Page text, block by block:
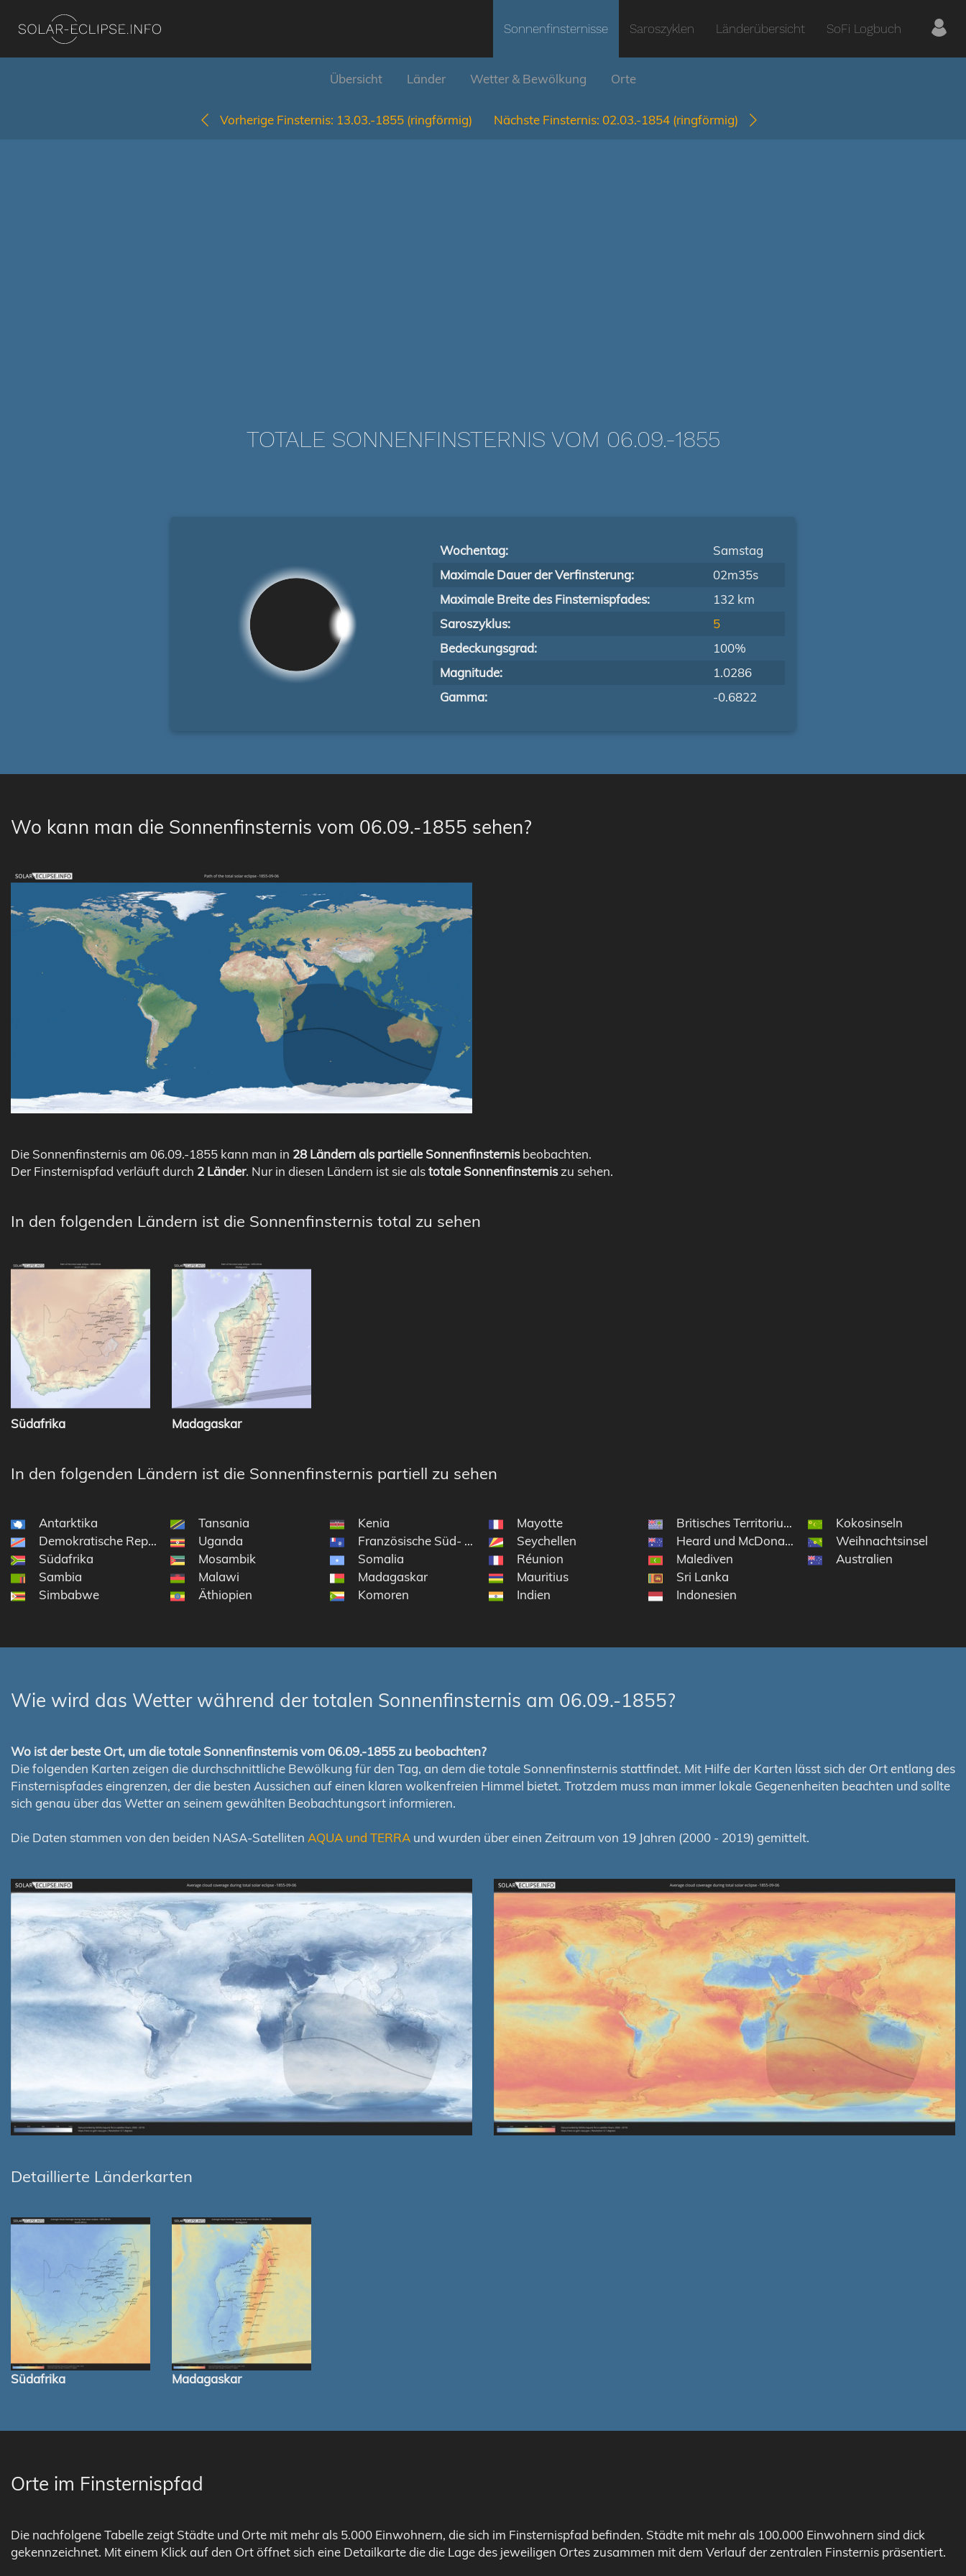
Sonnenfinsternisse Saroszyklen Länderübersicht SoFi Logbuch
Übersicht Länder Wetter & Bewölkung Orte
Vorherige Finsternis: 13.03.-1855 (ringförmig) Nächste Finsternis: 02.03.-1854 (ringförmig)
TOTALE SONNENFINSTERNIS VOM 06.09.-1855
Wochentag:
Samstag
Maximale Dauer der Verfinsterung:
02m35s
Maximale Breite des Finsternispfades:
132 km
Saroszyklus:
5
Bedeckungsgrad:
100%
Magnitude:
1.0286
Gamma:
-0.6822
Wo kann man die Sonnenfinsternis vom 06.09.-1855 sehen?
Die Sonnenfinsternis am 06.09.-1855 kann man in 28 Ländern als partielle Sonnenfinsternisbeobachten.
Der Finsternispfad verläuft durch 2 Länder. Nur in diesen Ländern ist sie alstotale Sonnenfinsterniszu sehen.
In den folgenden Ländern ist die Sonnenfinsternis total zu sehen
Südafrika Madagaskar
In den folgenden Ländern ist die Sonnenfinsternis partiell zu sehen
Antarktika
Demokratische Republik Kongo
Südafrika
Sambia
Simbabwe
Tansania
Uganda
Mosambik
Malawi
Äthiopien
Kenia
Französische Süd- und Antarktisgebiete
Somalia
Madagaskar
Komoren
Mayotte
Seychellen
Réunion
Mauritius
Indien
Britisches Territorium im Indischen Ozean
Heard und McDonaldinseln
Malediven
Sri Lanka
Indonesien
Kokosinseln
Weihnachtsinsel
Australien
Wie wird das Wetter während der totalen Sonnenfinsternis am 06.09.-1855?
Wo ist der beste Ort, um die totale Sonnenfinsternis vom 06.09.-1855 zu beobachten?
Die folgenden Karten zeigen die durchschnittliche Bewölkung für den Tag, an dem die totale Sonnenfinsternis stattfindet. Mit Hilfe der Karten lässt sich der Ort entlang des
Finsternispfades eingrenzen, der die besten Aussichen auf einen klaren wolkenfreien Himmel bietet. Trotzdem muss man immer lokale Gegenenheiten beachten und sollte
sich genau über das Wetter an seinem gewählten Beobachtungsort informieren.
Die Daten stammen von den beiden NASA-Satelliten AQUA und TERRA und wurden über einen Zeitraum von 19 Jahren (2000 - 2019) gemittelt.
Detaillierte Länderkarten
Südafrika Madagaskar
Orte im Finsternispfad
Die nachfolgene Tabelle zeigt Städte und Orte mit mehr als 5.000 Einwohnern, die sich im Finsternispfad befinden. Städte mit mehr als 100.000 Einwohnern sind dick
gekennzeichnet. Mit einem Klick auf den Ort öffnet sich eine Detailkarte die die Lage des jeweiligen Ortes zusammen mit dem Verlauf der zentralen Finsternis präsentiert.